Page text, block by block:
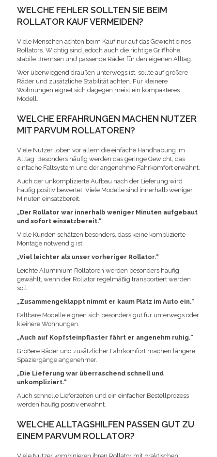
WELCHE FEHLER SOLLTEN SIE BEIM
ROLLATOR KAUF VERMEIDEN?
Viele Menschen achten beim Kauf nur auf das Gewicht eines
Rollators. Wichtig sind jedoch auch die richtige Griffhöhe,
stabile Bremsen und passende Räder für den eigenen Alltag.
Wer überwiegend draußen unterwegs ist, sollte auf größere
Räder und zusätzliche Stabilität achten. Für kleinere
Wohnungen eignet sich dagegen meist ein kompakteres
Modell.
WELCHE ERFAHRUNGEN MACHEN NUTZER
MIT PARVUM ROLLATOREN?
Viele Nutzer loben vor allem die einfache Handhabung im
Alltag. Besonders häufig werden das geringe Gewicht, das
einfache Faltsystem und der angenehme Fahrkomfort erwähnt.
Auch der unkomplizierte Aufbau nach der Lieferung wird
häufig positiv bewertet. Viele Modelle sind innerhalb weniger
Minuten einsatzbereit.
„Der Rollator war innerhalb weniger Minuten aufgebaut
und sofort einsatzbereit.“
Viele Kunden schätzen besonders, dass keine komplizierte
Montage notwendig ist.
„Viel leichter als unser vorheriger Rollator.“
Leichte Aluminium Rollatoren werden besonders häufig
gewählt, wenn der Rollator regelmäßig transportiert werden
soll.
„Zusammengeklappt nimmt er kaum Platz im Auto ein.“
Faltbare Modelle eignen sich besonders gut für unterwegs oder
kleinere Wohnungen.
„Auch auf Kopfsteinpflaster fährt er angenehm ruhig.“
Größere Räder und zusätzlicher Fahrkomfort machen längere
Spaziergänge angenehmer.
„Die Lieferung war überraschend schnell und
unkompliziert.“
Auch schnelle Lieferzeiten und ein einfacher Bestellprozess
werden häufig positiv erwähnt.
WELCHE ALLTAGSHILFEN PASSEN GUT ZU
EINEM PARVUM ROLLATOR?